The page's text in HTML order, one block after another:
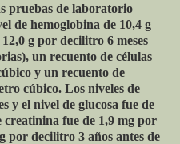
pruebas de laboratorio
de hemoglobina de 10,4 g
g por decilitro 6 meses
un recuento de células
y un recuento de
cúbico. Los niveles de
y el nivel de glucosa fue de
fue de 1,9 mg por
por decilitro 3 años antes de